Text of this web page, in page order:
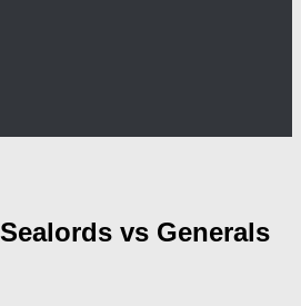
vs Generals